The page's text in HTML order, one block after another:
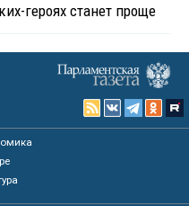
героях станет проще